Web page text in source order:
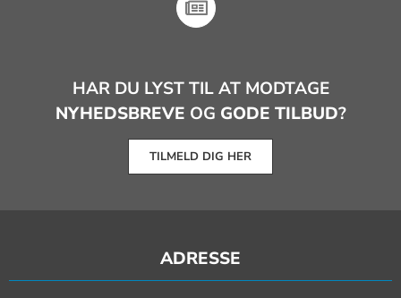
HAR DU LYST TIL AT MODTAGE
NYHEDSBREVE OG GODE TILBUD?
TILMELD DIG HER
ADRESSE